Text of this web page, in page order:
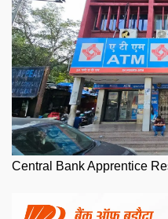
Central Bank Apprentice